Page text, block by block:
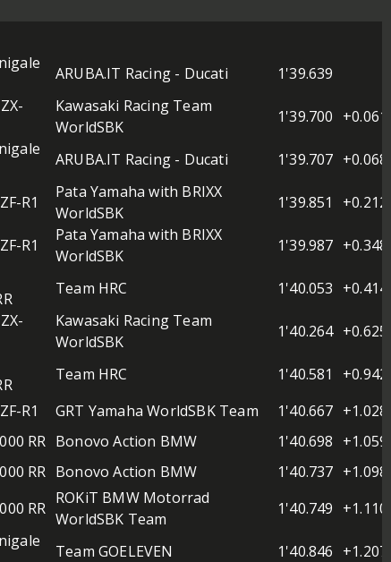
ARUBA.IT Racing - Ducati 1'39.639
Kawasaki Racing Team
WorldSBK
1'39.700 +0.061
ARUBA.IT Racing - Ducati 1'39.707 +0.068
R1
Pata Yamaha with BRIXX
WorldSBK
1'39.851 +0.212
R1
Pata Yamaha with BRIXX
WorldSBK
1'39.987 +0.348
Team HRC 1'40.053 +0.414
Kawasaki Racing Team
WorldSBK
1'40.264 +0.625
Team HRC 1'40.581
+0.942
R1 GRT Yamaha WorldSBK Team 1'40.667 +1.028
RR Bonovo Action BMW 1'40.698 +1.059
RR Bonovo Action BMW 1'40.737 +1.098
RR
ROKiT BMW Motorrad
WorldSBK Team
1'40.749 +1.110
Team GOELEVEN 1'40.846 +1.207